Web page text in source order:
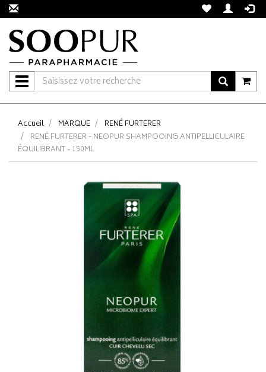
Navigation
Accueil MARQUE
RENÉ FURTERER
RENÉ FURTERER - NEOPUR SHAMPOOING ANTIPELLICULAIRE
ÉQUILIBRANT - 150ML